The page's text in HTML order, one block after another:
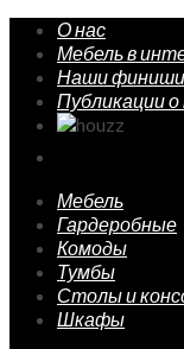
О нас
Мебель в
Наши финиши
Публикации о
Мебель
Гардеробные
Комоды
Тумбы
Столы и
Шкафы